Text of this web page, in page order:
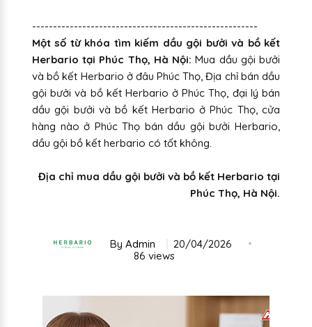
------------------------------------------------------
Một số từ khóa tìm kiếm dầu gội bưởi và bồ kết
Herbario tại Phúc Thọ, Hà Nội: Mua dầu gội bưởi
và bồ kết Herbario ở đâu Phúc Thọ, Địa chỉ bán dầu
gội bưởi và bồ kết Herbario ở Phúc Thọ, đại lý bán
dầu gội bưởi và bồ kết Herbario ở Phúc Thọ, cửa
hàng nào ở Phúc Thọ bán dầu gội bưởi Herbario,
dầu gội bồ kết herbario có tốt không.
Địa chỉ mua dầu gội bưởi và bồ kết Herbario tại
Phúc Thọ, Hà Nội.
By Admin
20/04/2026
86 views